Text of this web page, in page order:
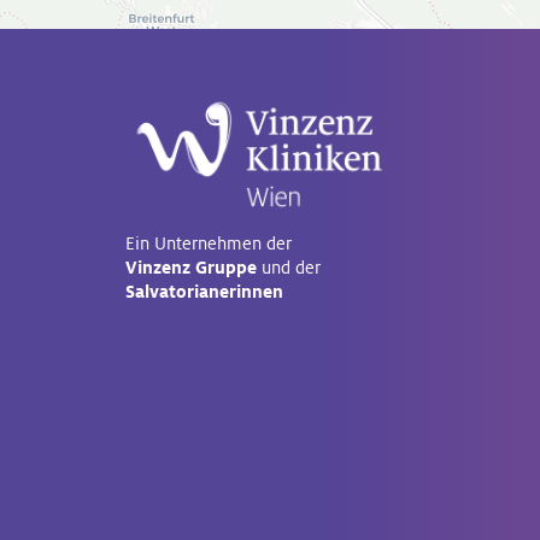
Ein Unternehmen der
Vinzenz Gruppeund der
Salvatorianerinnen